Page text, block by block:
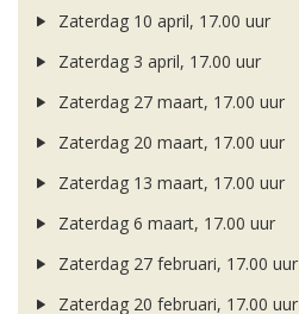
Zaterdag 10 april, 17.00 uur
Zaterdag 3 april, 17.00 uur
Zaterdag 27 maart, 17.00 uur
Zaterdag 20 maart, 17.00 uur
Zaterdag 13 maart, 17.00 uur
Zaterdag 6 maart, 17.00 uur
Zaterdag 27 februari, 17.00 uur
Zaterdag 20 februari, 17.00 uur